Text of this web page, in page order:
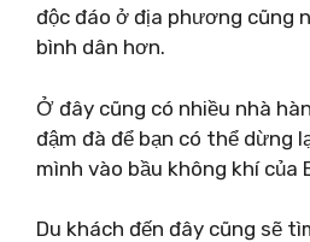
độc đáo ở địa phương cũng
bình dân hơn.
Ở đây cũng có nhiều nhà
đậm đà để bạn có thể dừng
mình vào bầu không khí của
Du khách đến đây cũng sẽ